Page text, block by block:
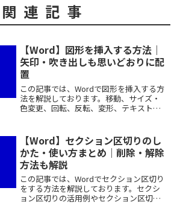
関連記事
【Word】図形を挿入する方法｜
矢印・吹き出しも思いどおりに配
置
この記事では、Wordで図形を挿入する方
法を解説しております。移動、サイズ・
色変更、回転、反転、変形、テキスト追
ってください。
【Word】セクション区切りのし
かた・使い方まとめ｜削除・解除
方法も解説
この記事では、Wordでセクション区切り
をする方法を解説しております。セクシ
ョン区切りの活用例やセクション区切り